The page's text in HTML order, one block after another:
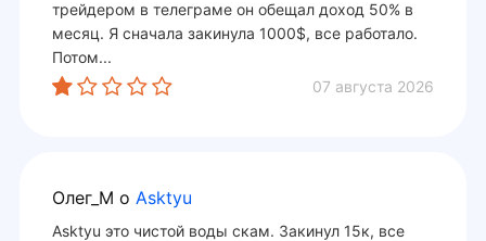
трейдером в телеграме он обещал доход 50% в
месяц. Я сначала закинула 1000$, все работало.
Потом...
07 августа 2026
Олег_М о Asktyu
Asktyu это чистой воды скам. Закинул 15к, все